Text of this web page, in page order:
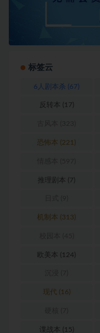
标签云
6人剧本杀 (67)
反转本 (17)
恐怖本 (221)
推理剧本 (7)
机制本 (313)
欧美本 (124)
现代 (16)
谍战本 (15)